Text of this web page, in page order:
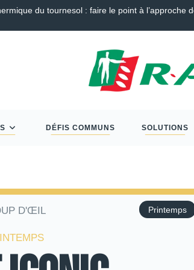
2026 : Colza, Blé Tendre, Couverts,
DÉFIS COMMUNS SOLUTIONS
D'ŒIL Printemps